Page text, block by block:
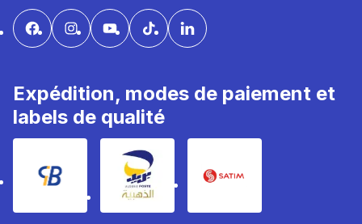
Expédition, modes de paiement et
labels de qualité